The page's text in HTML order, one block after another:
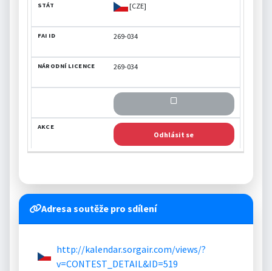
[CZE]
269-034
269-034
Odhlásit se
Adresa soutěže pro sdílení
http://kalendar.sorgair.com/views/?
v=CONTEST_DETAIL&ID=519